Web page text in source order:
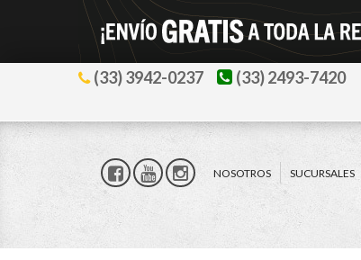
(33) 3942-0237 (33) 2493-7420
NOSOTROS
SUCURSALES